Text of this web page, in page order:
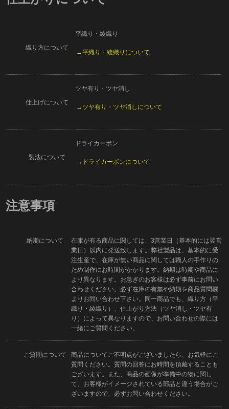
織り方について
平織り・綾織り
→平織り・綾織りについて
仕上げについて
ツヤ有り・ツヤ消し
→ツヤ有り・ツヤ消しについて
製法について
ドライカーボン
→ドライカーボンについて
注意事項
納期について
在庫が有る商品に関しては、3営業日（基本的には翌営
業日）以内に発送致します。弊社製品は、基本的に受
注生産で、在庫が無い商品に関しては職人の手作りの
ため制作にお時間がかかります。納期は時期や商品に
より異なります。お急ぎのお客様は必ず事前にお問い
合わせください。必ず在庫の有無や納期を商品質問欄
よりお問い合わせ下さい。同一商品でも、織り方（平
織り・綾織り）、仕上がり方法（ツヤ消し・ツヤ有
り）によって異なりますので、お問い合わせの際には
一緒にご質問ください。
ご質問について
商品についてご不明点がございましたら、お気軽にご
質問ください。質問の回答にお時間を頂戴することも
ございます。また、商品の画像が準備中の物に関し
て、お客様がイメージされている部品と違う場合がご
ざいますので、必ずお問い合わせください。